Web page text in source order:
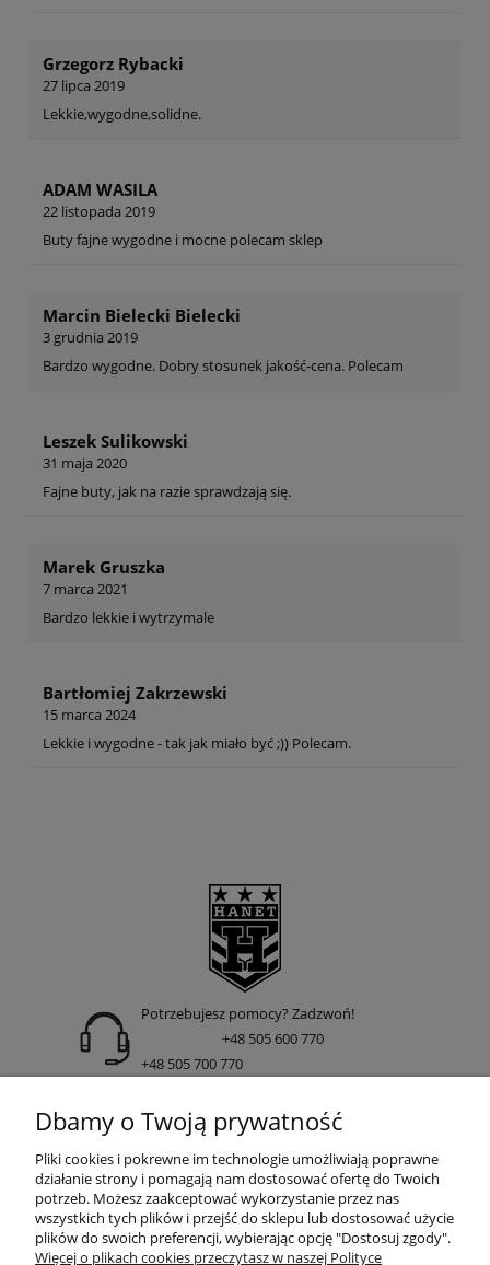
Grzegorz Rybacki
27 lipca 2019
Lekkie,wygodne,solidne.
ADAM WASILA
22 listopada 2019
Buty fajne wygodne i mocne polecam sklep
Marcin Bielecki Bielecki
3 grudnia 2019
Bardzo wygodne. Dobry stosunek jakość-cena. Polecam
Leszek Sulikowski
31 maja 2020
Fajne buty, jak na razie sprawdzają się.
Marek Gruszka
7 marca 2021
Bardzo lekkie i wytrzymale
Bartłomiej Zakrzewski
15 marca 2024
Lekkie i wygodne - tak jak miało być ;)) Polecam.
Potrzebujesz pomocy? Zadzwoń!
+48 505 600 770
+48 505 700 770
ul. Nakielska 266 85-391 Bydgoszcz
INFORMACJE
Dbamy o Twoją prywatność
Pliki cookies i pokrewne im technologie umożliwiają poprawne
działanie strony i pomagają nam dostosować ofertę do Twoich
potrzeb. Możesz zaakceptować wykorzystanie przez nas
wszystkich tych plików i przejść do sklepu lub dostosować użycie
plików do swoich preferencji, wybierając opcję "Dostosuj zgody".
Więcej o plikach cookies przeczytasz w naszej Polityce